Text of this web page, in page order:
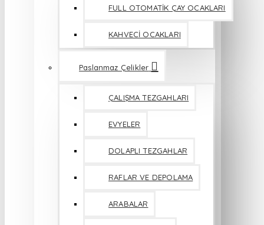
FULL OTOMATİK ÇAY OCAKLARI
KAHVECİ OCAKLARI
Paslanmaz Çelikler
ÇALIŞMA TEZGAHLARI
EVYELER
DOLAPLI TEZGAHLAR
RAFLAR VE DEPOLAMA
ARABALAR